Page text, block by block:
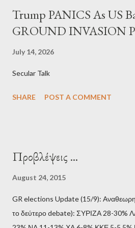
Trump PANICS As US
GROUND INVASION
July 14, 2026
Secular Talk
SHARE POST A COMMENT
Προβλέψεις ...
August 24, 2015
GR elections Update (15/9):
το δεύτερο debate): ΣΥΡΙΖΑ 28-30%